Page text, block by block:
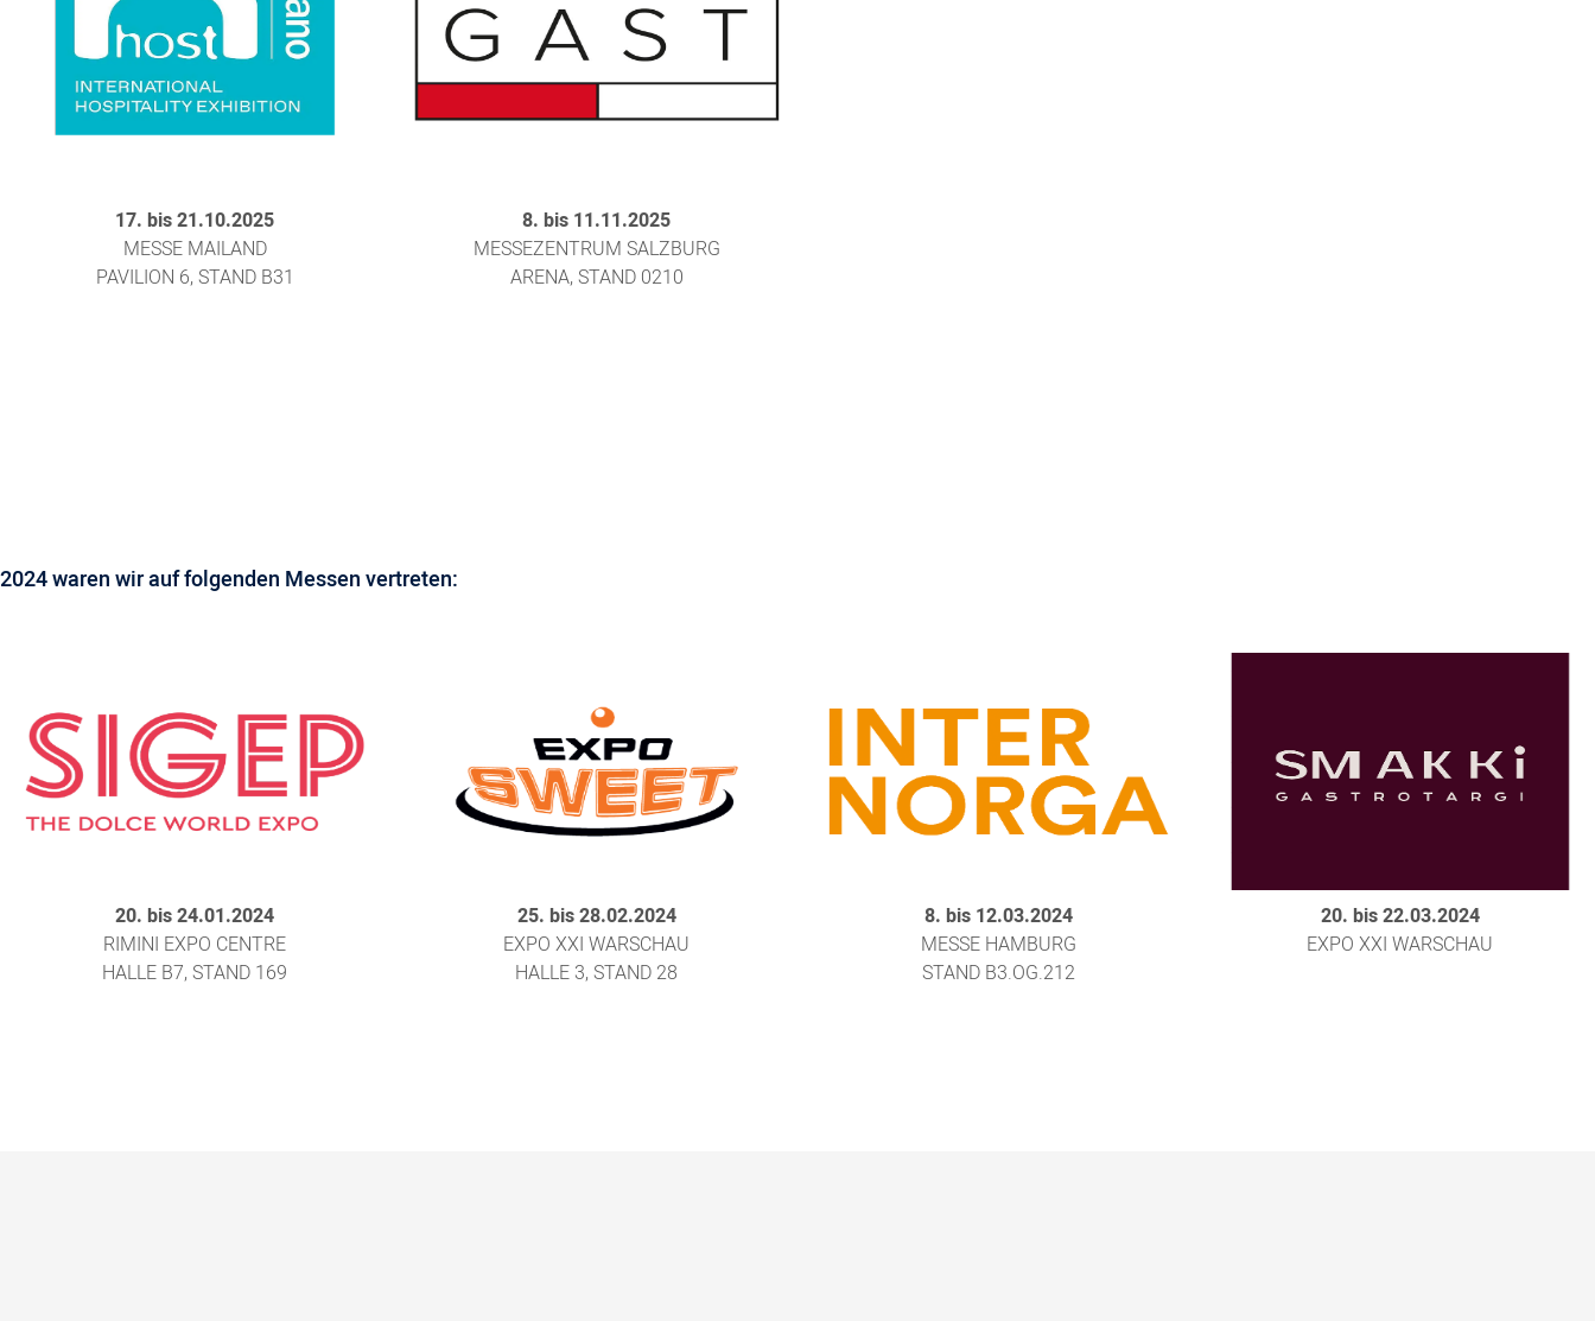
20. bis 24.01.2024
RIMINI EXPO CENTRE
HALLE B7, STAND 169
8. bis 12.03.2024
MESSE HAMBURG
STAND B3.OG.212
25. bis 28.02.2024
EXPO XXI WARSCHAU
HALLE 3, STAND 28
20. bis 22.03.2024
EXPO XXI WARSCHAU
17. bis 21.10.2025
MESSE MAILAND
PAVILION 6, STAND B31
8. bis 11.11.2025
MESSEZENTRUM SALZBURG
ARENA, STAND 0210
2024 waren wir auf folgenden Messen vertreten: